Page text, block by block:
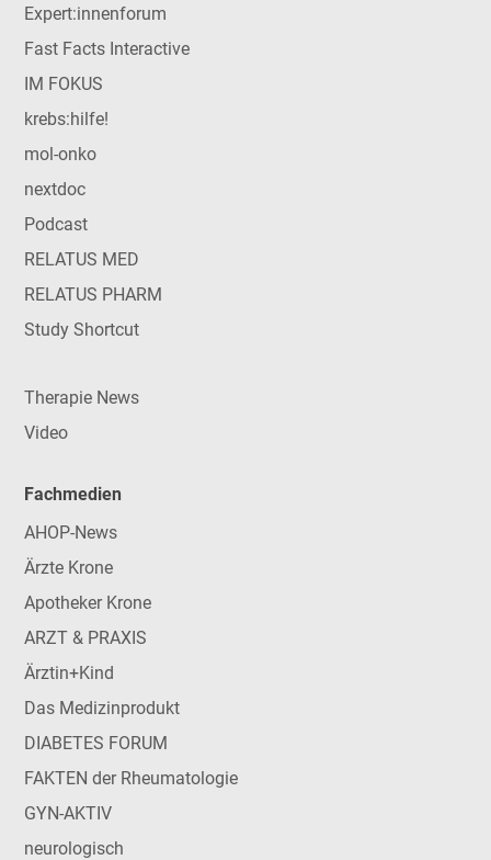
Expert:innenforum
Fast Facts Interactive
IM FOKUS
krebs:hilfe!
mol-onko
nextdoc
Podcast
RELATUS MED
RELATUS PHARM
Study Shortcut
Therapie News
Video
Fachmedien
AHOP-News
Ärzte Krone
Apotheker Krone
ARZT & PRAXIS
Ärztin+Kind
Das Medizinprodukt
DIABETES FORUM
FAKTEN der Rheumatologie
GYN-AKTIV
neurologisch